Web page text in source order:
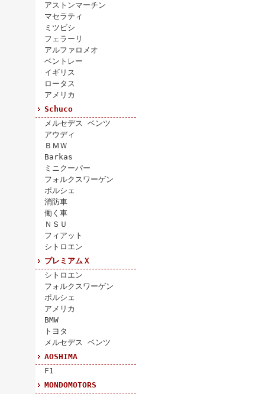
アストンマーチン
マセラティ
ミツビシ
フェラーリ
アルファロメオ
ベントレー
イギリス
ロータス
アメリカ
Schuco
メルセデス ベンツ
アウディ
ＢＭＷ
Barkas
ミニクーパー
フォルクスワーゲン
ポルシェ
消防車
働く車
ＮＳＵ
フィアット
シトロエン
プレミアムＸ
シトロエン
フォルクスワーゲン
ポルシェ
アメリカ
BMW
トヨタ
メルセデス ベンツ
AOSHIMA
F1
MONDOMOTORS